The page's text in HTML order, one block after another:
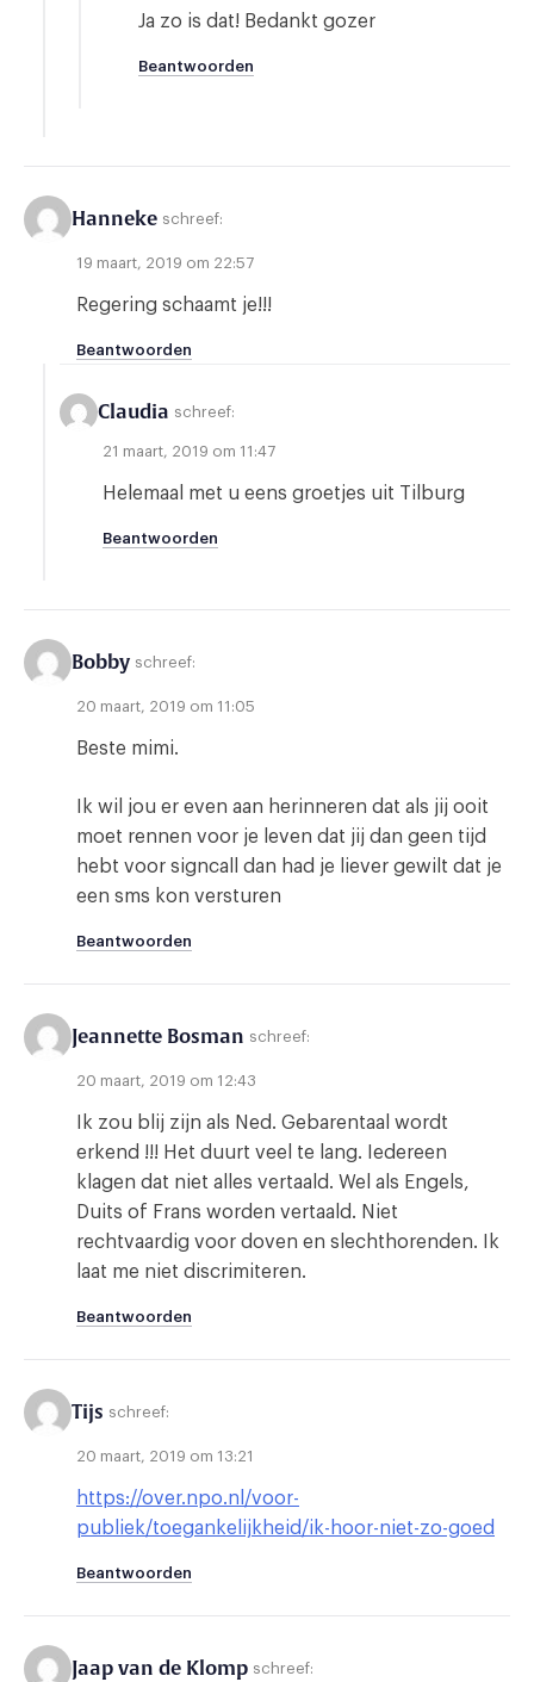
Ja zo is dat! Bedankt gozer
Beantwoorden
Hanneke schreef:
19 maart, 2019 om 22:57
Regering schaamt je!!!
Beantwoorden
Claudia schreef:
21 maart, 2019 om 11:47
Helemaal met u eens groetjes uit Tilburg
Beantwoorden
Bobby schreef:
20 maart, 2019 om 11:05
Beste mimi.
Ik wil jou er even aan herinneren dat als jij ooit
moet rennen voor je leven dat jij dan geen tijd
hebt voor signcall dan had je liever gewilt dat je
een sms kon versturen
Beantwoorden
Jeannette Bosman schreef:
20 maart, 2019 om 12:43
Ik zou blij zijn als Ned. Gebarentaal wordt
erkend !!! Het duurt veel te lang. Iedereen
klagen dat niet alles vertaald. Wel als Engels,
Duits of Frans worden vertaald. Niet
rechtvaardig voor doven en slechthorenden. Ik
laat me niet discrimiteren.
Beantwoorden
Tijs schreef:
20 maart, 2019 om 13:21
https://over.npo.nl/voor-
publiek/toegankelijkheid/ik-hoor-niet-zo-goed
Beantwoorden
Jaap van de Klomp schreef: